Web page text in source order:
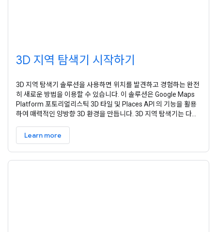
3D 지역 탐색기 시작하기
3D 지역 탐색기 솔루션을 사용하면 위치를 발견하고 경험하는 완전
히 새로운 방법을 이용할 수 있습니다. 이 솔루션은 Google Maps
Platform 포토리얼리스틱 3D 타일 및 Places API 의 기능을 활용
하여 매력적인 양방향 3D 환경을 만듭니다. 3D 지역 탐색기는 다음
세부정보가 풍부한 가상 환경에서 동네를 탐색하여 지역의 특징과
랜드마크에 대한 유용한 정보를
Learn more